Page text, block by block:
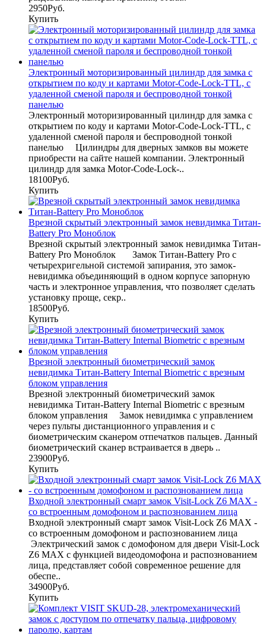
2950Руб.
Купить
Электронный моторизированный цилиндр для замка с
открытием по коду и картами Motor-Code-Lock-TTL, с
удаленной сменой пароля и беспроводной тонкой
панелью
Электронный моторизированный цилиндр для замка с
открытием по коду и картами Motor-Code-Lock-TTL, с
удаленной сменой пароля и беспроводной тонкой
панелью Цилиндры для дверных замков вы можете
приобрести на сайте нашей компании. Электронный
цилиндр для замка Motor-Code-Lock-..
18100Руб.
Купить
Врезной скрытый электронный замок невидимка Титан-
Battery Pro Моноблок
Врезной скрытый электронный замок невидимка Титан-
Battery Pro Моноблок Замок Титан-Battery Pro с
четырехригельной системой запирания, это замок-
невидимка объединяющий в одном корпусе запорную
часть и электронное управления, что позволяет сделать
установку проще, секр..
18500Руб.
Купить
Врезной электронный биометрический замок
невидимка Титан-Battery Internal Biometric с врезным
блоком управления
Врезной электронный биометрический замок
невидимка Титан-Battery Internal Biometric с врезным
блоком управления Замок невидимка с управлением
через пульты дистанционного управления и с
биометрическим сканером отпечатков пальцев. Данный
биометрический сканер встраивается в дверь ..
23900Руб.
Купить
Входной электронный смарт замок Visit-Lock Z6 MAX -
со встроенным домофоном и распознованием лица
Входной электронный смарт замок Visit-Lock Z6 MAX -
со встроенным домофоном и распознованием лица
Электрический замок с домофоном для двери Visit-Lock
Z6 MAX с функцией видеодомофона и распознованием
лица, представляет собой современное решение для
обеспе..
34900Руб.
Купить